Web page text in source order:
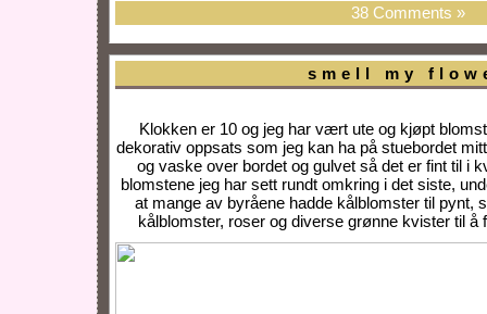
38 Comments »
smell my
Klokken er 10 og jeg har vært ute og kjøpt
dekorativ oppsats som jeg kan ha på stuebordet
og vaske over bordet og gulvet så det er fint til i
blomstene jeg har sett rundt omkring i det siste,
at mange av byråene hadde kålblomster til pynt,
kålblomster, roser og diverse grønne kvister til